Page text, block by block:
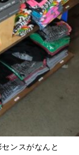
ンスがなんと